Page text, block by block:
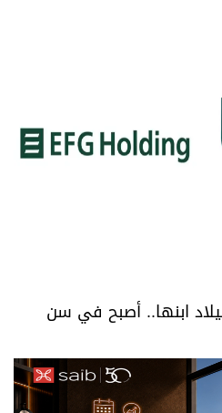
ابنها.. أصبح في سن